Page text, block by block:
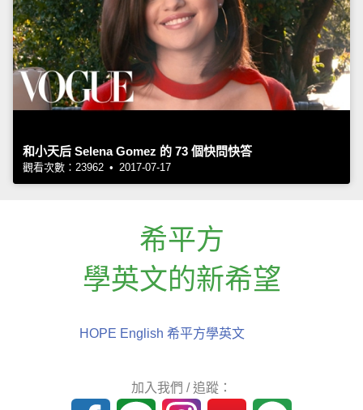
和小天后 Selena Gomez 的 73 個快問快答
觀看次數：23962 • 2017-07-17
希平方
學英文的新希望
HOPE English 希平方學英文
加入我們 / 追蹤：